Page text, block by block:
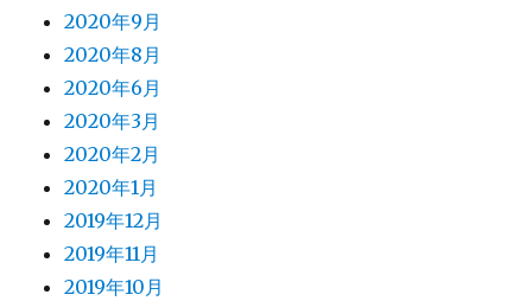
2020年9月
2020年8月
2020年6月
2020年3月
2020年2月
2020年1月
2019年12月
2019年11月
2019年10月